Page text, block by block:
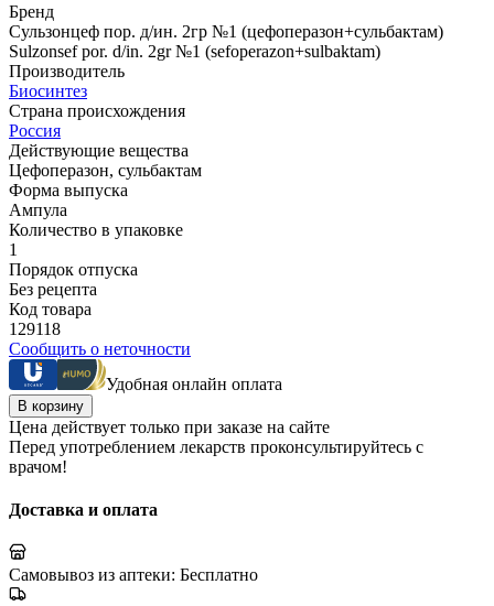
Бренд
Сульзонцеф пор. д/ин. 2гр №1 (цефоперазон+сульбактам)
Sulzonsef por. d/in. 2gr №1 (sefoperazon+sulbaktam)
Производитель
Биосинтез
Страна происхождения
Россия
Действующие вещества
Цефоперазон, сульбактам
Форма выпуска
Ампула
Количество в упаковке
1
Порядок отпуска
Без рецепта
Код товара
129118
Сообщить о неточности
Удобная онлайн оплата
В корзину
Цена действует только при заказе на сайте
Перед употреблением лекарств проконсультируйтесь с
врачом!
Доставка и оплата
Самовывоз из аптеки: Бесплатно